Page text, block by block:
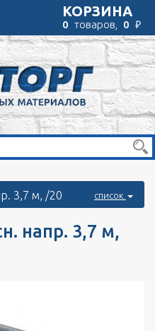
КОРЗИНА
0 товаров, 0 ₽
3,7 м, /20 список
напр. 3,7 м,